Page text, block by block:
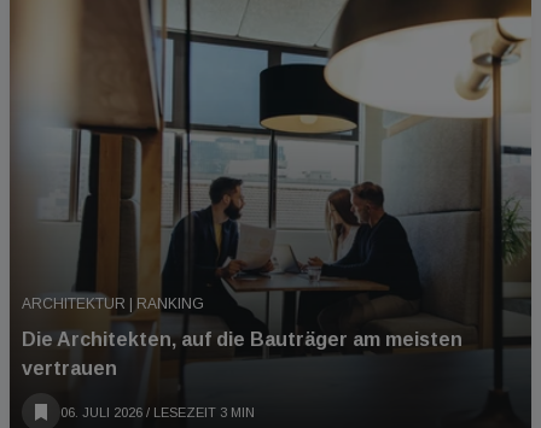
ARCHITEKTUR | RANKING
Die Architekten, auf die Bauträger am meisten
vertrauen
06. JULI 2026 / LESEZEIT 3 MIN